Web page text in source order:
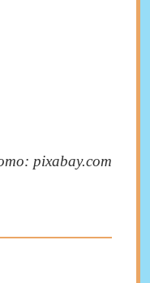
pixabay.com